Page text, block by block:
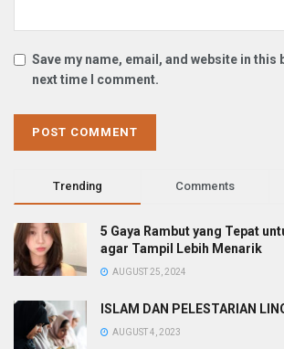
Save my name, email, and website in this
next time I comment.
Trending Comments
5 Gaya Rambut yang Tepat
agar Tampil Lebih Menarik
AUGUST 25, 2024
ISLAM DAN PELESTARIAN
AUGUST 4, 2023